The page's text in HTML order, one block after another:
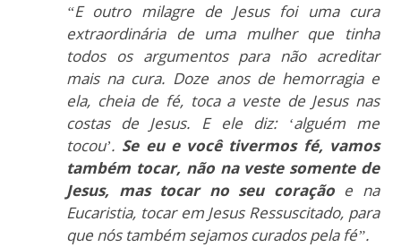
“E outro milagre de Jesus foi uma cura
extraordinária de uma mulher que tinha
todos os argumentos para não acreditar
mais na cura. Doze anos de hemorragia e
ela, cheia de fé, toca a veste de Jesus nas
costas de Jesus. E ele diz: ‘alguém me
tocou’. Se eu e você tivermos fé, vamos
também tocar, não na veste somente de
Jesus, mas tocar no seu coração e na
Eucaristia, tocar em Jesus Ressuscitado, para
que nós também sejamos curados pela fé”.